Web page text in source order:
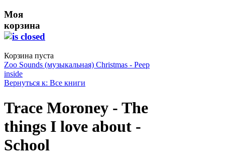
Моя
корзина
Корзина пуста
Zoo Sounds (музыкальная) Christmas - Peep
inside
Вернуться к: Все книги
Trace Moroney - The
things I love about -
School